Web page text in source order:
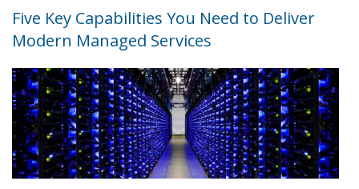
Five Key Capabilities You Need to Deliver
Modern Managed Services